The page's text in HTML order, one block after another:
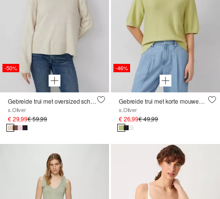
-50%
Gebreide trui met oversized schouders en zijsplit
s.Oliver
€ 29,99€ 59,99
-46%
Gebreide trui met korte mouwen van katoenmix
s.Oliver
€ 26,99€ 49,99